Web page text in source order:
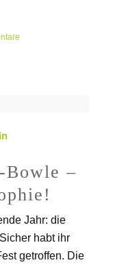
Bowle –
Jahr: die
habt ihr
getroffen. Die